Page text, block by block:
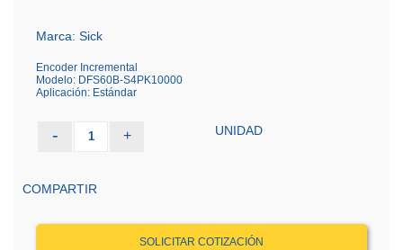
Marca: Sick
Encoder Incremental
Modelo: DFS60B-S4PK10000
Aplicación: Estándar
- 1 + UNIDAD
COMPARTIR
SOLICITAR COTIZACIÓN